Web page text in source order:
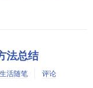
法总结
生活随笔 评论